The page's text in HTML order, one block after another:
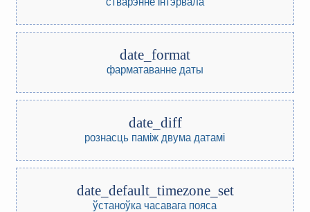
date_format
фарматаванне даты
date_diff
рознасць паміж двума датамі
date_default_timezone_set
ўстаноўка часавага пояса